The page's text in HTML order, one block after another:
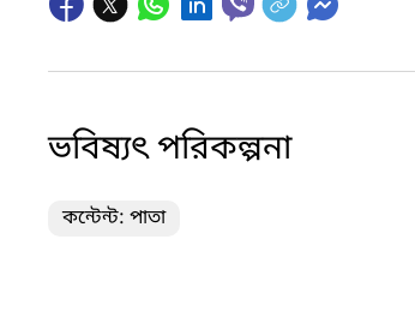
ভবিষ্যৎ পরিকল্পনা
কন্টেন্ট: পাতা